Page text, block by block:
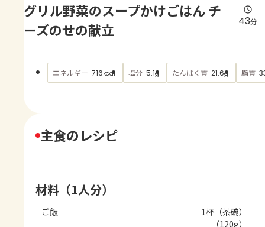
AJINOMOTO PARK とは
グリル野菜のスープかけごはん チ
ーズのせの献立
43分
エネルギー 716kcal 塩分 5.1g たんぱく質 21.6g 脂質
主食のレシピ
材料（1人分）
ご飯
1杯（茶碗）
（120g）